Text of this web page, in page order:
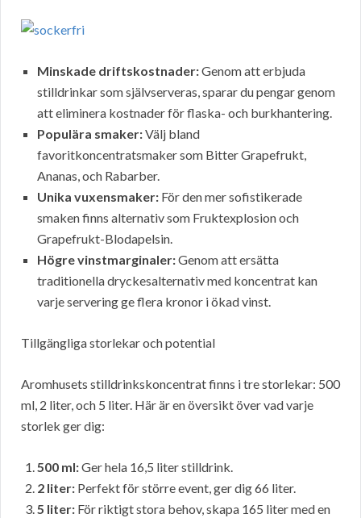
Minskade driftskostnader:Genom att erbjuda
stilldrinkar som självserveras, sparar du pengar genom
att eliminera kostnader för flaska- och burkhantering.
Populära smaker:Välj bland
favoritkoncentratsmaker som Bitter Grapefrukt,
Ananas, och Rabarber.
Unika vuxensmaker: För den mer sofistikerade
smaken finns alternativ som Fruktexplosion och
Grapefrukt-Blodapelsin.
Högre vinstmarginaler:Genom att ersätta
traditionella dryckesalternativ med koncentrat kan
varje servering ge flera kronor i ökad vinst.
Tillgängliga storlekar och potential
Aromhusets stilldrinkskoncentrat finns i tre storlekar: 500
ml, 2 liter, och 5 liter. Här är en översikt över vad varje
storlek ger dig:
500 ml:Ger hela 16,5 liter stilldrink.
2 liter: Perfekt för större event, ger dig 66 liter.
5 liter: För riktigt stora behov, skapa 165 liter med en